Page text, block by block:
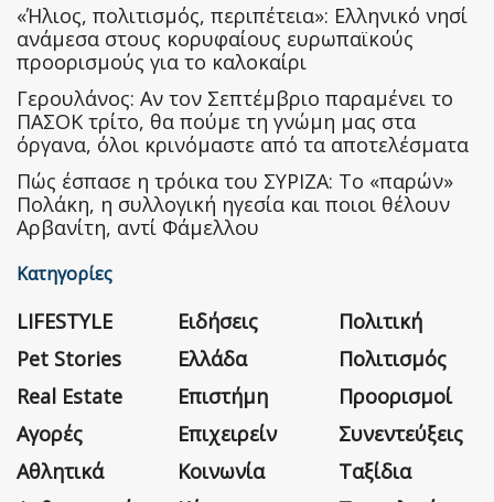
«Ήλιος, πολιτισμός, περιπέτεια»: Ελληνικό νησί
ανάμεσα στους κορυφαίους ευρωπαϊκούς
προορισμούς για το καλοκαίρι
Γερουλάνος: Αν τον Σεπτέμβριο παραμένει το
ΠΑΣΟΚ τρίτο, θα πούμε τη γνώμη μας στα
όργανα, όλοι κρινόμαστε από τα αποτελέσματα
Πώς έσπασε η τρόικα του ΣΥΡΙΖΑ: Το «παρών»
Πολάκη, η συλλογική ηγεσία και ποιοι θέλουν
Αρβανίτη, αντί Φάμελλου
Κατηγορίες
LIFESTYLE
Pet Stories
Real Estate
Αγορές
Αθλητικά
Ειδήσεις
Ελλάδα
Επιστήμη
Επιχειρείν
Κοινωνία
Πολιτική
Πολιτισμός
Προορισμοί
Συνεντεύξεις
Ταξίδια